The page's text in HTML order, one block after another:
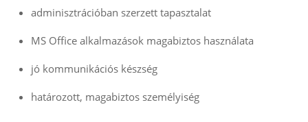
adminisztrációban szerzett tapasztalat
MS Office alkalmazások magabiztos használata
jó kommunikációs készség
határozott, magabiztos személyiség